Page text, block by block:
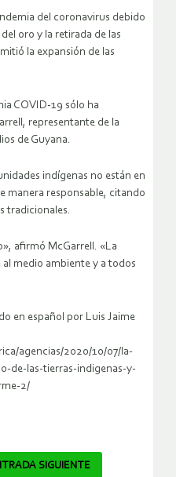
del coronavirus debido
oro y la retirada de las
la expansión de las
COVID-19 sólo ha
representante de la
de Guyana.
indígenas no están en
manera responsable, citando
tradicionales.
afirmó McGarrell. «La
medio ambiente y a todos
en español por Luis Jaime
agencias/2020/10/07/la-
de-las-tierras-indigenas-y-
2/
SIGUIENTE